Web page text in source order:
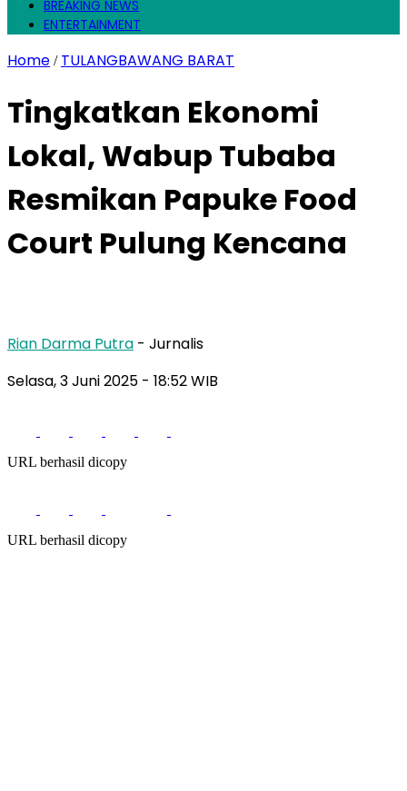
BREAKING NEWS
ENTERTAINMENT
Home / TULANGBAWANG BARAT
Tingkatkan Ekonomi
Lokal, Wabup Tubaba
Resmikan Papuke Food
Court Pulung Kencana
Rian Darma Putra - Jurnalis
Selasa, 3 Juni 2025 - 18:52 WIB
URL berhasil dicopy
URL berhasil dicopy